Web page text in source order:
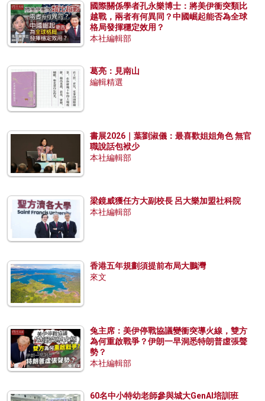
國際關係學者孔永樂博士：將美伊衝突類比
越戰，兩者有何異同？中國崛起能否為全球
格局發揮穩定效用？
本社編輯部
葛亮：見南山
編輯精選
書展2026｜葉劉淑儀：最喜歡姐姐角色 無官
職說話包袱少
本社編輯部
梁鏡威獲任方大副校長 呂大樂加盟社科院
本社編輯部
香港五年規劃須提前布局大鵬灣
來文
兔主席：美伊停戰協議變衝突導火線，雙方
為何重啟戰爭？伊朗一早洞悉特朗普虛張聲
勢？
本社編輯部
60名中小特幼老師參與城大GenAI培訓班